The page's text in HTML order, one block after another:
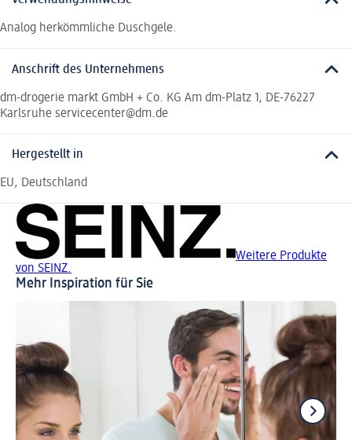
Analog herkömmliche Duschgele.
Anschrift des Unternehmens
dm-drogerie markt GmbH + Co. KG Am dm-Platz 1, DE-76227
Karlsruhe servicecenter@dm.de
Hergestellt in
EU, Deutschland
Weitere Produkte
von SEINZ.
Mehr Inspiration für Sie